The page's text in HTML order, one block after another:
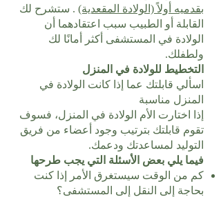
بقدميه أولاً (الولادة المقعدية) . ستشرح لك
القابلة أو الطبيب سبب اعتقادهما أن
الولادة في المستشفى أكثر أمانًا لك
ولطفلك.
التخطيط للولادة في المنزل
اسألي قابلتك عما إذا كانت الولادة في
المنزل مناسبة
إذا اختارت الأم الولادة في المنزل، فسوف
تقوم قابلتك بترتيب وجود أعضاء من فريق
التوليد لمساعدتك ودعمك.
فيما يلي بعض الأسئلة التي يجب طرحها
كم من الوقت سيستغرق الأمر إذا كنت
بحاجة إلى النقل إلى المستشفى؟